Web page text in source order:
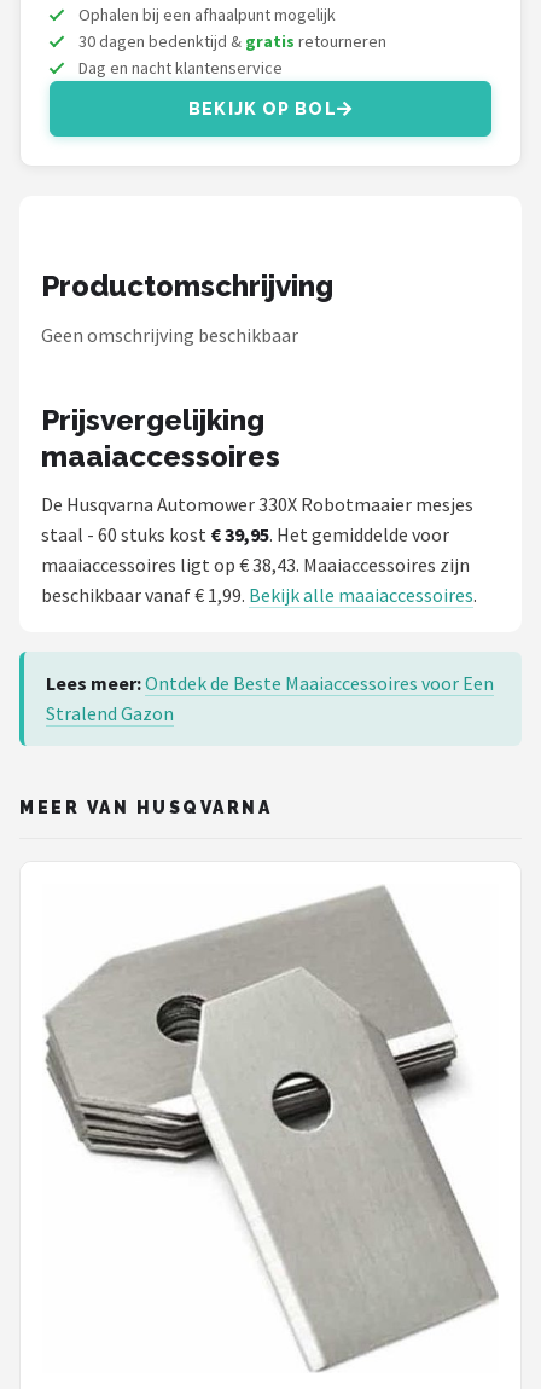
Einhell
Makita
Alle merken →
Ophalen bij een afhaalpunt mogelijk
30 dagen bedenktijd & gratis retourneren
Dag en nacht klantenservice
BEKIJK OP BOL
Productomschrijving
Geen omschrijving beschikbaar
Prijsvergelijking
maaiaccessoires
De Husqvarna Automower 330X Robotmaaier mesjes
staal - 60 stuks kost € 39,95. Het gemiddelde voor
maaiaccessoires ligt op € 38,43. Maaiaccessoires zijn
beschikbaar vanaf € 1,99. Bekijk alle maaiaccessoires.
Lees meer:Ontdek de Beste Maaiaccessoires voor Een
Stralend Gazon
MEER VAN HUSQVARNA